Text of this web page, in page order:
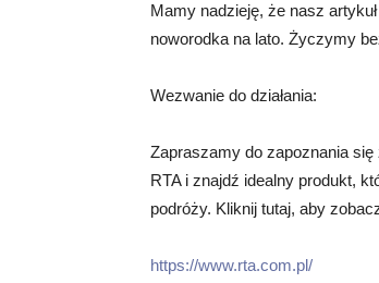
Mamy nadzieję, że nasz
noworodka na lato. Życzymy
Wezwanie do działania:
Zapraszamy do zapoznania
RTA i znajdź idealny produkt,
podróży. Kliknij tutaj, aby
https://www.rta.com.pl/